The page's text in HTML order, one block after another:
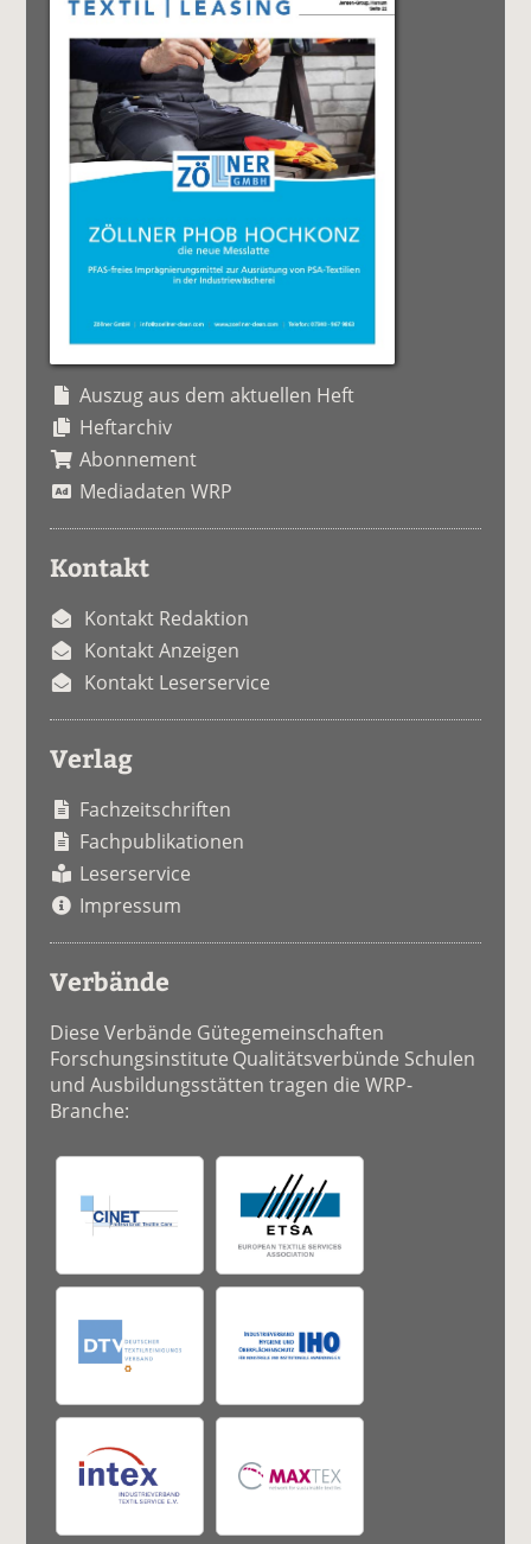
Auszug aus dem aktuellen Heft
Heftarchiv
Abonnement
Mediadaten WRP
Kontakt
Kontakt Redaktion
Kontakt Anzeigen
Kontakt Leserservice
Verlag
Fachzeitschriften
Fachpublikationen
Leserservice
Impressum
Verbände
Diese Verbände Gütegemeinschaften
Forschungsinstitute Qualitätsverbünde Schulen
und Ausbildungsstätten tragen die WRP-
Branche: